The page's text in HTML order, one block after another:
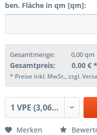
ben. Fläche in qm [qm]:
Gesamtmenge: 0,00qm
Gesamtpreis: 0,00 € *
* Preise inkl. MwSt., zzgl.
Merken